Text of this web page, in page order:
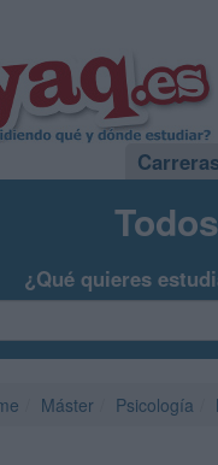
¿Qué quieres
Máster Psicología